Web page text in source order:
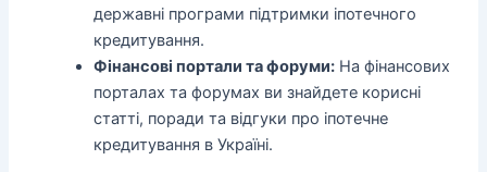
державні програми підтримки іпотечного
кредитування.
Фінансові портали та форуми: На фінансових
порталах та форумах ви знайдете корисні
статті, поради та відгуки про іпотечне
кредитування в Україні.